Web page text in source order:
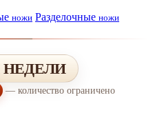
ножи Разделочные ножи
— количество ограничено